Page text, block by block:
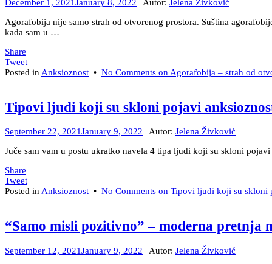
December 1, 2021January 8, 2022 | Autor: Jelena Živković
Agorafobija nije samo strah od otvorenog prostora. Suština
kada sam u …
Share
Tweet
Posted in Anksioznost • No Comments on Agorafobija – strah od
Tipovi ljudi koji su skloni pojavi
September 22, 2021January 9, 2022 | Autor: Jelena Živković
Juče sam vam u postu ukratko navela 4 tipa ljudi koji su skloni
Share
Tweet
Posted inAnksioznost • No Comments on Tipovi ljudi koji su skloni
“Samo misli pozitivno” – moderna pretnja
September 12, 2021January 9, 2022 | Autor: Jelena Živković